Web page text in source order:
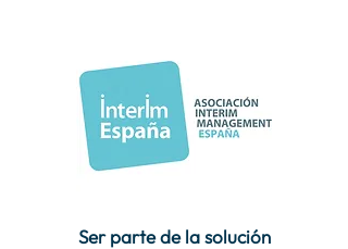
Ser parte de la solución